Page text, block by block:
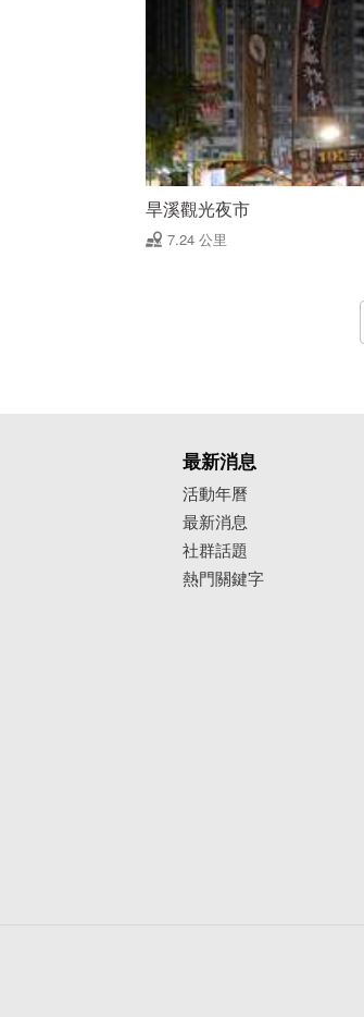
旱溪觀光夜市
7.24 公里
最新消息
活動年曆
最新消息
社群話題
熱門關鍵字